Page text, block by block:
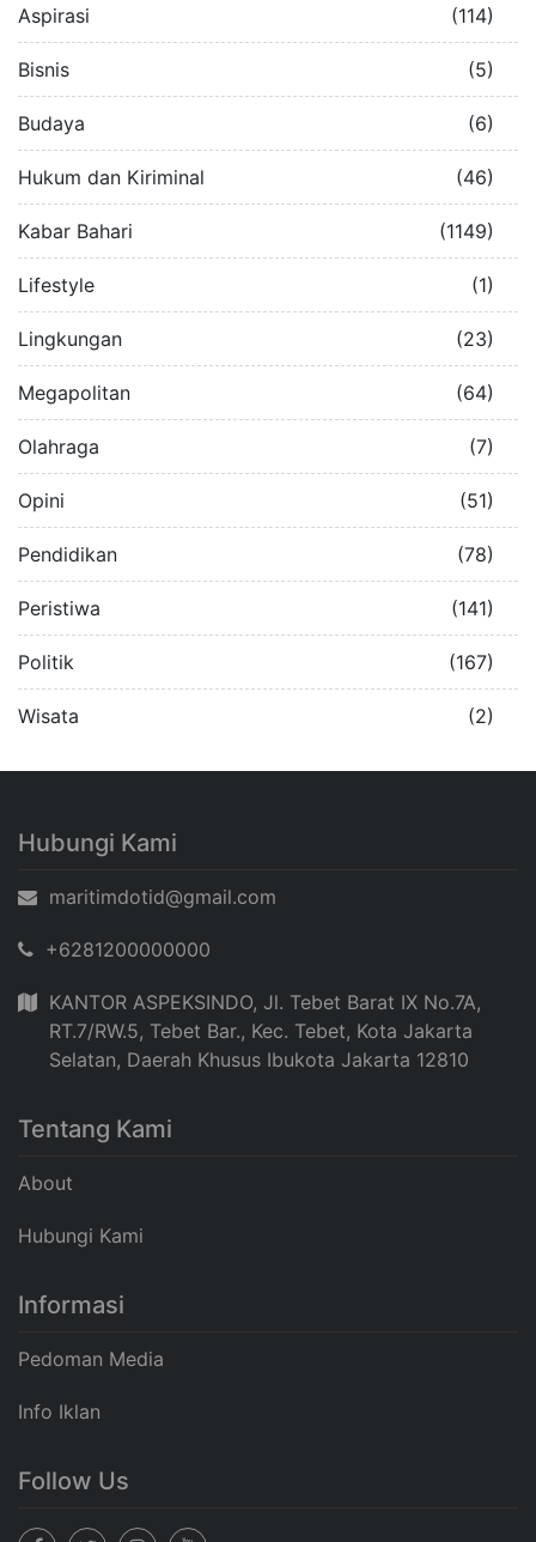
Aspirasi (114)
Bisnis (5)
Budaya (6)
Hukum dan Kiriminal (46)
Kabar Bahari (1149)
Lifestyle (1)
Lingkungan (23)
Megapolitan (64)
Olahraga (7)
Opini (51)
Pendidikan (78)
Peristiwa (141)
Politik (167)
Wisata (2)
Hubungi Kami
maritimdotid@gmail.com
+6281200000000
KANTOR ASPEKSINDO, Jl. Tebet Barat IX No.7A,
RT.7/RW.5, Tebet Bar., Kec. Tebet, Kota Jakarta
Selatan, Daerah Khusus Ibukota Jakarta 12810
Tentang Kami
About
Hubungi Kami
Informasi
Pedoman Media
Info Iklan
Follow Us